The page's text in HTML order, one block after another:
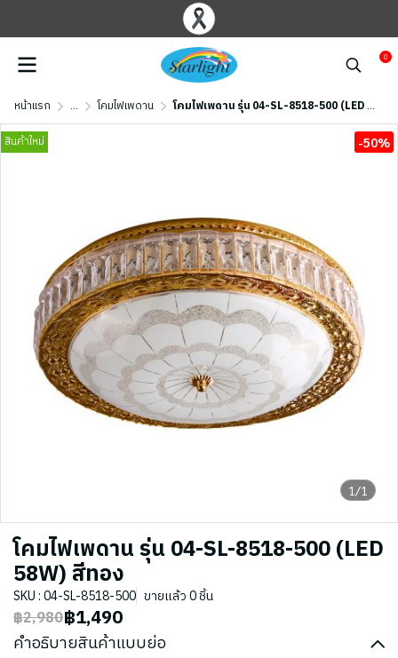
0
หน้าแรก ... โคมไฟเพดาน โคมไฟเพดาน รุ่น 04-SL-8518-500 (LED 58W) สีทอง
1/1
สินค้าใหม่ -50%
โคมไฟเพดาน รุ่น 04-SL-8518-500 (LED
58W) สีทอง
SKU : 04-SL-8518-500 ขายแล้ว 0 ชิ้น
฿2,980฿1,490
คำอธิบายสินค้าแบบย่อ